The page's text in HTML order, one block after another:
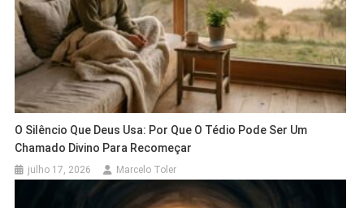
O Silêncio Que Deus Usa: Por Que O Tédio Pode Ser Um
Chamado Divino Para Recomeçar
julho 17, 2026 Marcelo Toler